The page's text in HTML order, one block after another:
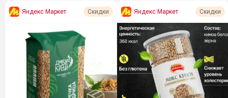
Яндекс Маркет Скидки Яндекс Маркет Скидки